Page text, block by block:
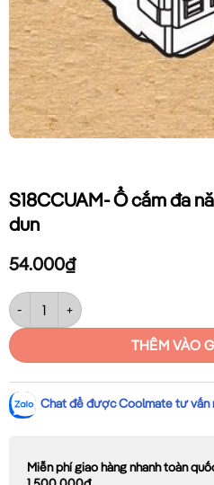
S18CCUAM- Ổ cắm đa
dun
54.000₫
S18CCUAM- Ổ cắm đa năng có màn
THÊM VÀO
Chat để được Coolmate tư vấn
Miễn phí giao hàng nhanh toàn